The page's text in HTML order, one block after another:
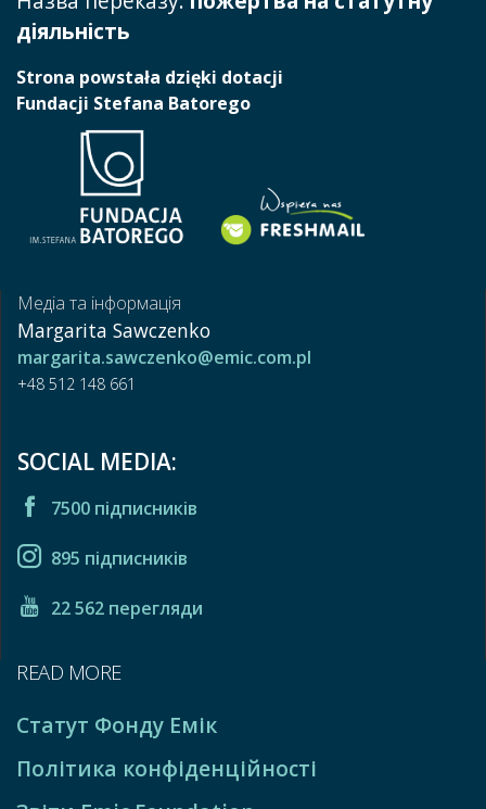
діяльність
Strona powstała dzięki dotacji
Fundacji Stefana Batorego
Медіа та інформація
Margarita Sawczenko
margarita.sawczenko@emic.com.pl
+48 512 148 661
SOCIAL MEDIA:
7500 підписників
895 підписників
22 562 перегляди
READ MORE
Статут Фонду Емік
Політика конфіденційності